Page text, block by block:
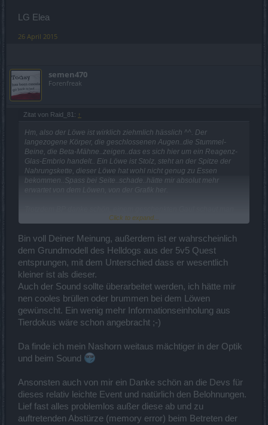
LG Elea
26 April 2015
semen470
Forenfreak
Zitat von Raid_81: ↑
Hm, also der Löwe ist wirklich ziehmlich hässlich ^^. Der
langezogene Körper, die geschlossenen Augen..die Stummel-
Beine, die Beta-Mähne..zeigen..das es sich hier um ein Reagenz-
Glas-Embrio handelt.. Ein Löwe ist Stolz, steht an der Spitze der
Nahrungskette, dieser Löwe hat wohl nicht genug zu Essen
bekommen..Spass bei Seite..schade..hätte mir absolut mehr
erwartet von dem Löwen, von der Grafik her.
nicht in´s M...l..2 Uniqes und ein Schnelles Reittier für 0
sagen.
Und auch zum ersten mal Rendom Uniques ..als Belohnung..also
hab nichts zu meckern...merci
LG Raid
Click to expand...
Bin voll Deiner Meinung, außerdem ist er wahrscheinlich
dem Grundmodell des Helldogs aus der 5v5 Quest
entsprungen, mit dem Unterschied dass er wesentlich
kleiner ist als dieser.
Auch der Sound sollte überarbeitet werden, ich hätte mir
nen cooles brüllen oder brummen bei dem Löwen
gewünscht. Ein wenig mehr Informationseinholung aus
Tierdokus wäre schon angebracht ;-)
Da finde ich mein Nashorn weitaus mächtiger in der Optik
und beim Sound
Ansonsten auch von mir ein Danke schön an die Devs für
dieses relativ leichte Event und natürlich den Belohnungen.
Lief fast alles problemlos außer diese ab und zu
auftretenden Abstürze (memory error) beim Betreten der